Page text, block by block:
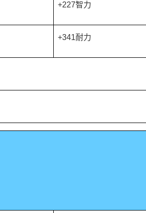
+227智力
+341耐力